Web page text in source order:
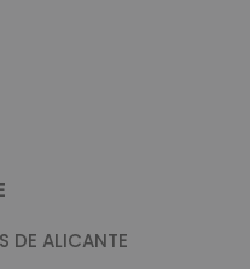
DE ALICANTE